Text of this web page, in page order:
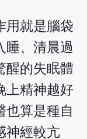
用就是腦袋
睡、清晨過
醒的失眠體
上精神越好
也算是種自
神經較亢